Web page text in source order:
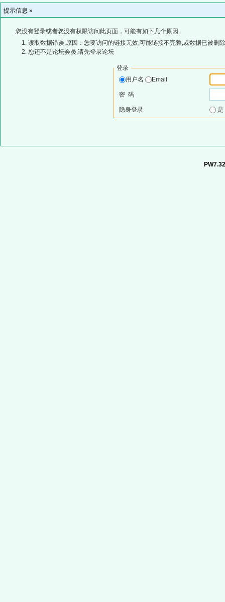
提示信息 »
您没有登录或者您没有权限访问此页面，可能有如下几个原因:
读取数据错误,原因：您要访问的链接无效,可能链接不完整,或数据已被删
您还不是论坛会员,请先登录论坛
登录
用户名
Email
密 码
隐身登录